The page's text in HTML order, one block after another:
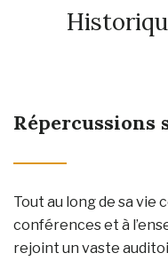
Répercussions
Tout au long de sa vie
conférences et à
rejoint un vaste